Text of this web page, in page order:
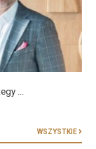
...
WSZYSTKIE